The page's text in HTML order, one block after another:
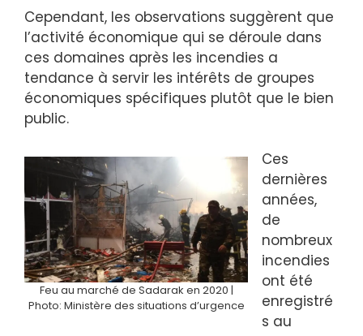
Cependant, les observations suggèrent que
l’activité économique qui se déroule dans
ces domaines après les incendies a
tendance à servir les intérêts de groupes
économiques spécifiques plutôt que le bien
public.
Feu au marché de Sadarak en 2020 |
Photo: Ministère des situations d’urgence
Ces
dernières
années,
de
nombreux
incendies
ont été
enregistré
s au